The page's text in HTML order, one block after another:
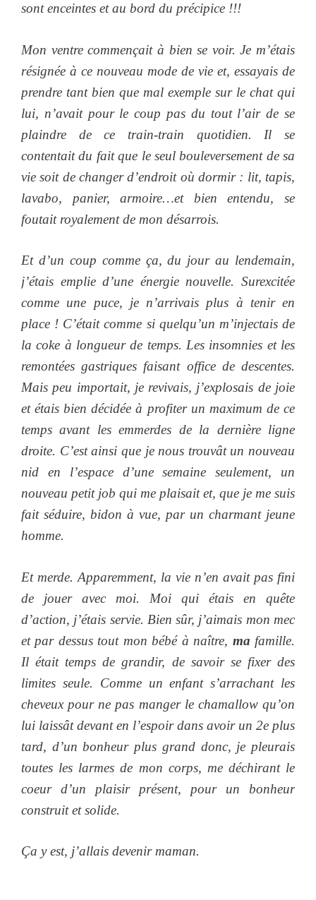
sont enceintes et au bord du précipice !!!
Mon ventre commençait à bien se voir. Je m’étais
résignée à ce nouveau mode de vie et, essayais de
prendre tant bien que mal exemple sur le chat qui
lui, n’avait pour le coup pas du tout l’air de se
plaindre de ce train-train quotidien. Il se
contentait du fait que le seul bouleversement de sa
vie soit de changer d’endroit où dormir : lit, tapis,
lavabo, panier, armoire…et bien entendu, se
foutait royalement de mon désarrois.
Et d’un coup comme ça, du jour au lendemain,
j’étais emplie d’une énergie nouvelle. Surexcitée
comme une puce, je n’arrivais plus à tenir en
place ! C’était comme si quelqu’un m’injectais de
la coke à longueur de temps. Les insomnies et les
remontées gastriques faisant office de descentes.
Mais peu importait, je revivais, j’explosais de joie
et étais bien décidée à profiter un maximum de ce
temps avant les emmerdes de la dernière ligne
droite. C’est ainsi que je nous trouvât un nouveau
nid en l’espace d’une semaine seulement, un
nouveau petit job qui me plaisait et, que je me suis
fait séduire, bidon à vue, par un charmant jeune
homme.
Et merde. Apparemment, la vie n’en avait pas fini
de jouer avec moi. Moi qui étais en quête
d’action, j’étais servie. Bien sûr, j’aimais mon mec
et par dessus tout mon bébé à naître, ma famille.
Il était temps de grandir, de savoir se fixer des
limites seule. Comme un enfant s’arrachant les
cheveux pour ne pas manger le chamallow qu’on
lui laissât devant en l’espoir dans avoir un 2e plus
tard, d’un bonheur plus grand donc, je pleurais
toutes les larmes de mon corps, me déchirant le
coeur d’un plaisir présent, pour un bonheur
construit et solide.
Ça y est, j’allais devenir maman.